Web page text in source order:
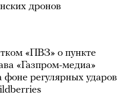
дронов
«ПВЗ» о пункте
«Газпром-медиа»
регулярных ударов